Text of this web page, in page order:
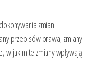
zmian
przepisów prawa, zmiany
jakim te zmiany wpływają